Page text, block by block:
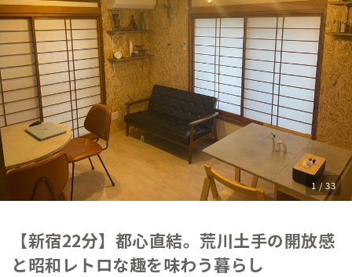
1 / 33
【新宿22分】都心直結。荒川土手の開放感
と昭和レトロな趣を味わう暮らし